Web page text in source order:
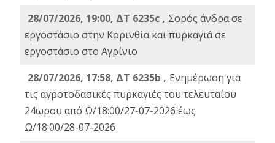
28/07/2026, 19:00, ΔΤ 6235c , Σορός άνδρα σε
εργοστάσιο στην Κορινθία και πυρκαγιά σε
εργοστάσιο στο Αγρίνιο
28/07/2026, 17:58, ΔΤ 6235b , Ενημέρωση για
τις αγροτοδασικές πυρκαγιές του τελευταίου
24ωρου από Ω/18:00/27-07-2026 έως
Ω/18:00/28-07-2026